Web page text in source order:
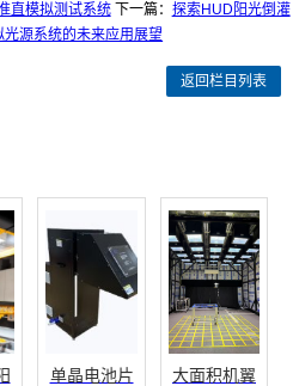
直模拟测试系统下一篇： 探索HUD阳光倒灌
源系统的未来应用展望
返回栏目列表
单晶电池片
大面积机翼